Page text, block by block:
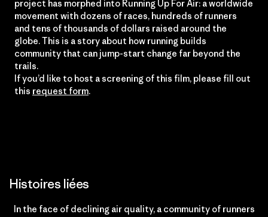
project has morphed into Running Up For Air: a worldwide
movement with dozens of races, hundreds of runners
and tens of thousands of dollars raised around the
globe. This is a story about how running builds
community that can jump-start change far beyond the
trails.
If you’d like to host a screening of this film, please fill out
this request form.
Histoires liées
In the face of declining air quality, a community of runners